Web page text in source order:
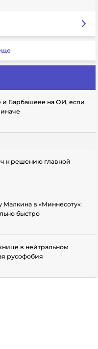
и Барбашеве на ОИ, если
к решению главной
в «Миннесоту»:
быстро
в нейтральном
русофобия